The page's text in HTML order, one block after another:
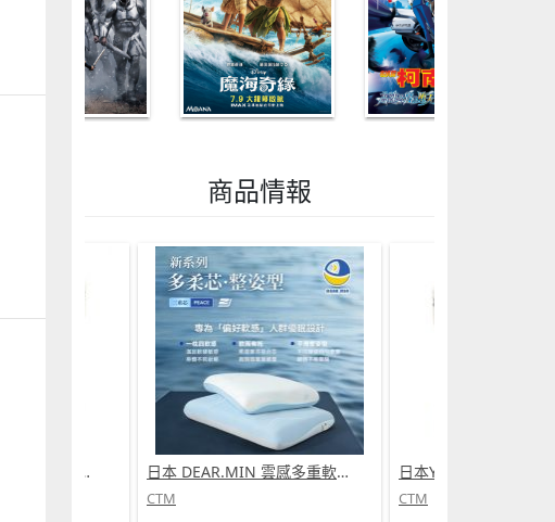
商品情報
日本Yohome 迷你專業級現磨鮮萃奶泡3合1半自動家庭意式咖啡機 (需訂貨) 日本 DEAR.MIN 雲感多重軟芯柔托緩壓Peace柔眠枕 (需訂貨)
CTM CTM